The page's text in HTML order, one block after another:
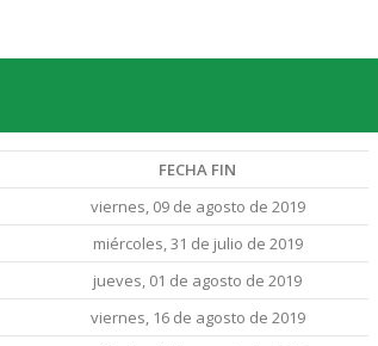
FECHA FIN
viernes, 09 de agosto de 2019
miércoles, 31 de julio de 2019
jueves, 01 de agosto de 2019
viernes, 16 de agosto de 2019